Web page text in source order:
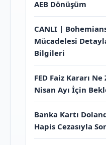
AEB Dönüşüm
CANLI |
Mücadelesi
Bilgileri
FED Faiz Kararı
Nisan Ayı İçin
Banka Kartı
Hapis Cezasıyla